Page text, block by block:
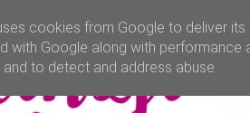
cookies from Google to deliver
with Google along with
to detect and address abuse.